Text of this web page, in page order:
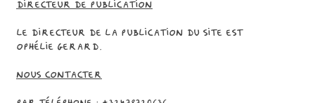
Directeur de publication
Le Directeur de la publication du Site est
Ophélie Gerard.
Nous contacter